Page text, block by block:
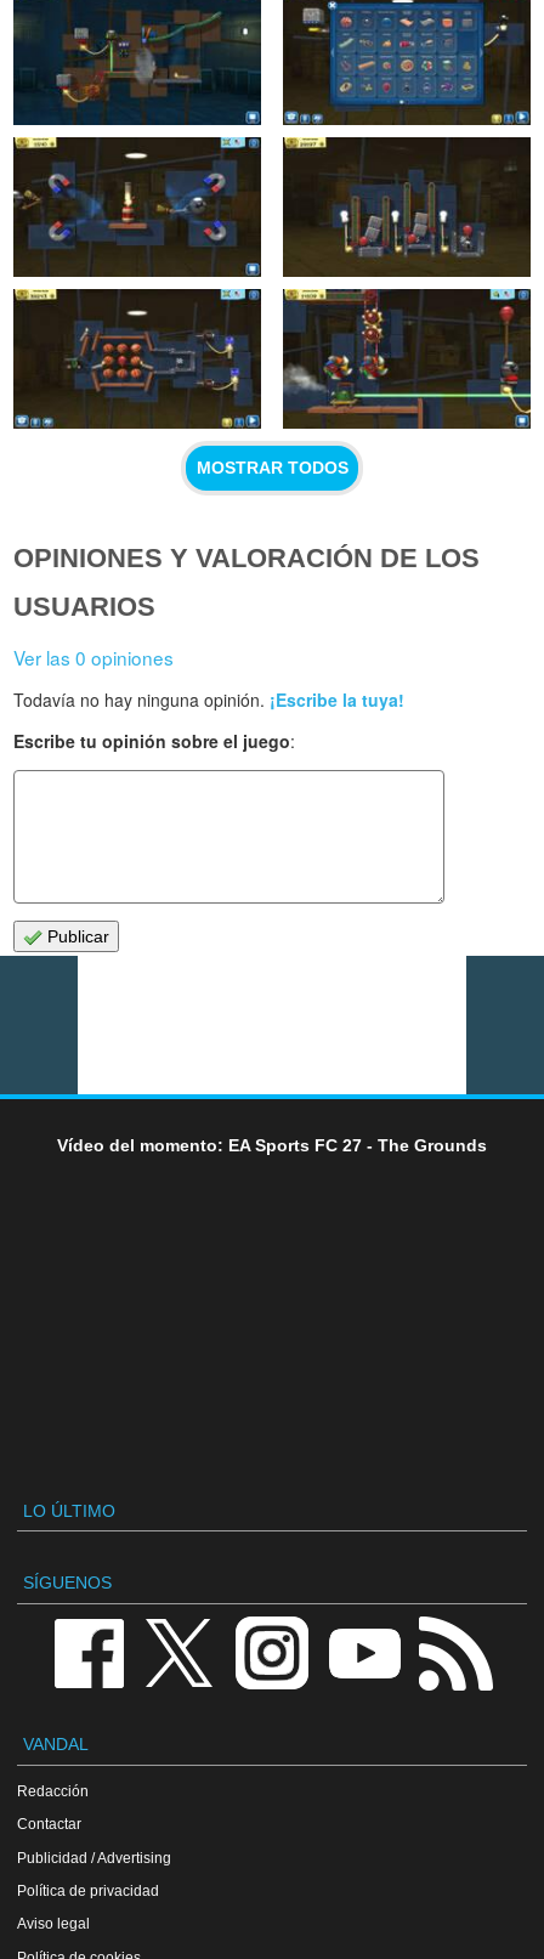
MOSTRAR TODOS
OPINIONES Y VALORACIÓN DE LOS
USUARIOS
Ver las 0 opiniones
Todavía no hay ninguna opinión. ¡Escribe la tuya!
Escribe tu opinión sobre el juego:
Publicar
Vídeo del momento: EA Sports FC 27 - The Grounds
LO ÚLTIMO
SÍGUENOS
VANDAL
Redacción
Contactar
Publicidad / Advertising
Política de privacidad
Aviso legal